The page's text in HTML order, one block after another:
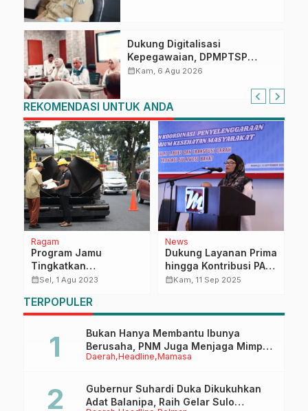
Dukung Digitalisasi
Kepegawaian, DPMPTSP
Sulbar Siap Terapkan Aplikasi
calendar_monthKam, 6 Agu 2026
REKOMENDASI UNTUK ANDA
Ragam
Program Jamu
Tingkatkan
Kemantapan Jalan
calendar_monthSel, 1 Agu 2023
News
Dukung Layanan Prima
hingga Kontribusi PAD,
Dinkes Sulbar Perkuat
calendar_monthKam, 11 Sep 2025
TERPOPULER
Daerah Headline Mamasa
Bukan Hanya Membantu Ibunya
Berusaha, PNM Juga Menjaga Mimpi
Anaknya Untuk Menggapai Cita-Cita
Gubernur Suhardi Duka Dikukuhkan
Adat Balanipa, Raih Gelar Sulo